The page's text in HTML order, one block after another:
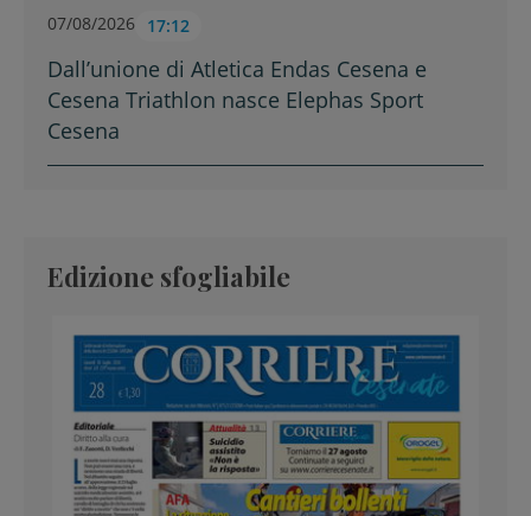
07/08/2026 17:12
Dall’unione di Atletica Endas Cesena e
Cesena Triathlon nasce Elephas Sport
Cesena
Edizione sfogliabile